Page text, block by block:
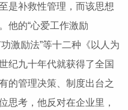
是补救性管理，而该思想
他的“心爱工作激励
激励法”等十二种《以人为
纪九十年代就获得了全国
的管理决策、制度出台之
思考，他反对在企业里，